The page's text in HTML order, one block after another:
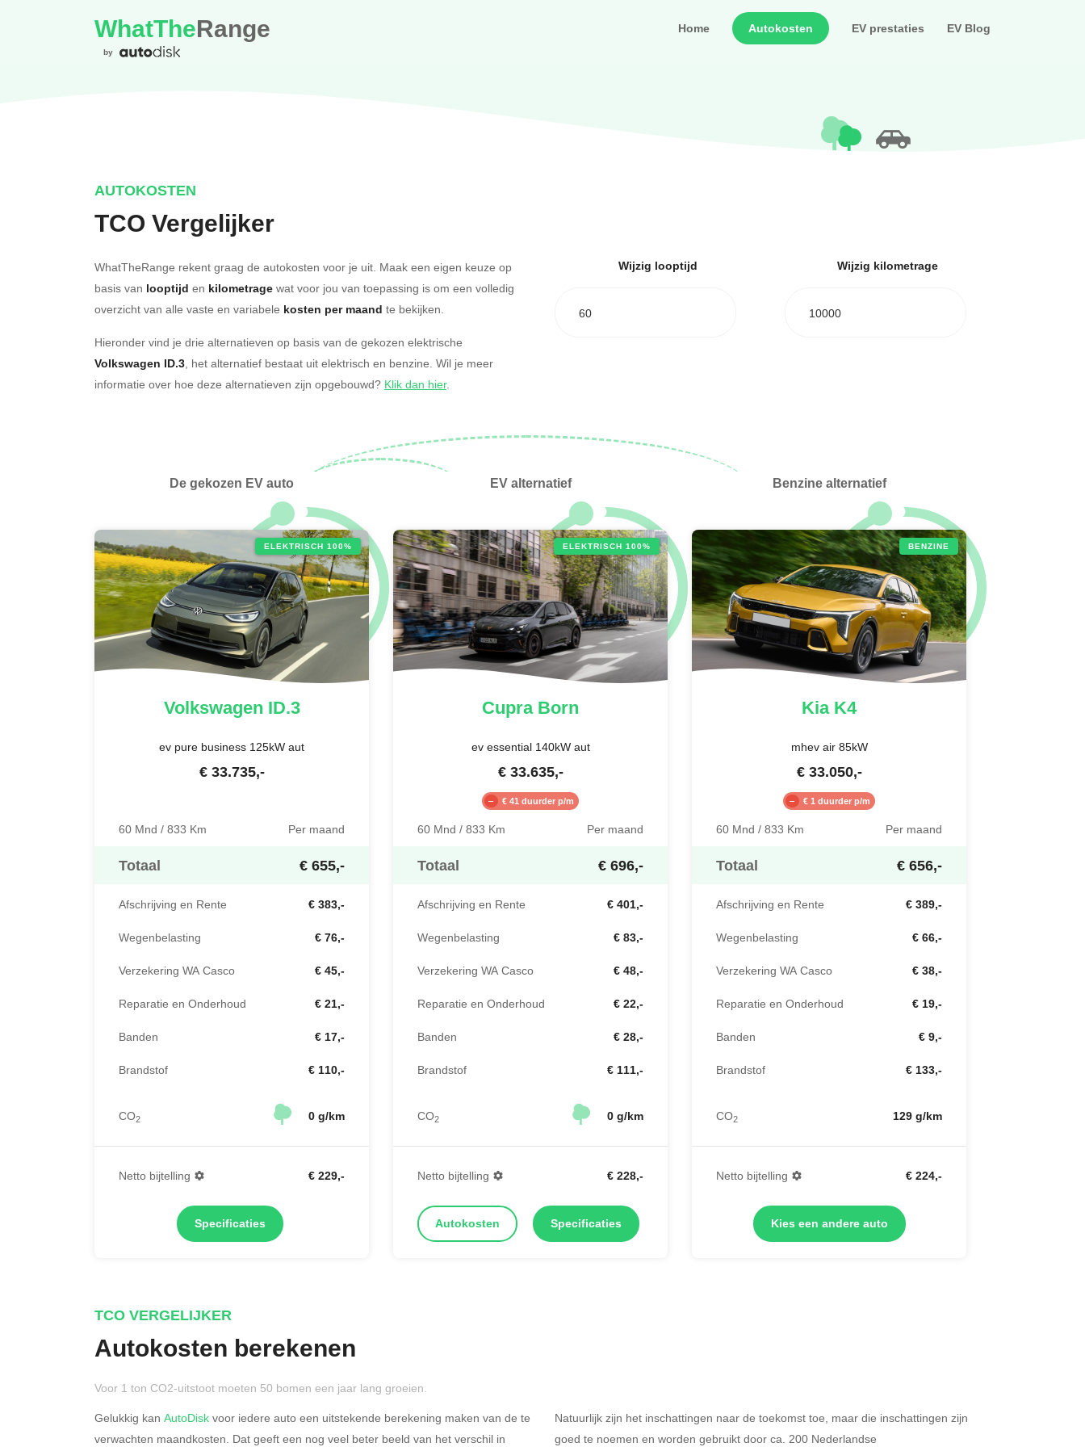
WhatTheRange
by
Home Autokosten EV prestaties EV Blog
AUTOKOSTEN
TCO Vergelijker
WhatTheRange rekent graag de autokosten voor je uit. Maak een eigen keuze op
basis van looptijd en kilometrage wat voor jou van toepassing is om een volledig
overzicht van alle vaste en variabele kosten per maand te bekijken.
Hieronder vind je drie alternatieven op basis van de gekozen elektrische
Volkswagen ID.3, het alternatief bestaat uit elektrisch en benzine. Wil je meer
informatie over hoe deze alternatieven zijn opgebouwd? Klik dan hier.
Wijzig looptijd
60
Wijzig kilometrage
10000
De gekozen EV auto
ELEKTRISCH 100%
Volkswagen ID.3
ev pure business 125kW aut
€ 33.735,-
60 Mnd / 833 Km Per maand
Totaal € 655,-
Afschrijving en Rente € 383,-
Wegenbelasting € 76,-
Verzekering WA Casco € 45,-
Reparatie en Onderhoud € 21,-
Banden € 17,-
Brandstof € 110,-
CO2 0 g/km
Netto bijtelling € 229,-
Specificaties
EV alternatief
ELEKTRISCH 100%
CupraBorn
ev essential 140kW aut
€ 33.635,-
€ 41 duurder p/m
60 Mnd / 833 Km Per maand
Totaal € 696,-
Afschrijving en Rente € 401,-
Wegenbelasting € 83,-
Verzekering WA Casco € 48,-
Reparatie en Onderhoud € 22,-
Banden € 28,-
Brandstof € 111,-
CO2 0 g/km
Netto bijtelling € 228,-
Autokosten Specificaties
Benzine alternatief
BENZINE
KiaK4
mhev air 85kW
€ 33.050,-
€ 1 duurder p/m
60 Mnd / 833 Km Per maand
Totaal € 656,-
Afschrijving en Rente € 389,-
Wegenbelasting € 66,-
Verzekering WA Casco € 38,-
Reparatie en Onderhoud € 19,-
Banden € 9,-
Brandstof € 133,-
CO2 129 g/km
Netto bijtelling € 224,-
Kies een andere auto
Merken op basis van segment
TCO VERGELIJKER
Autokosten berekenen
Voor 1 ton CO2-uitstoot moeten 50 bomen een jaar lang groeien.
Gelukkig kan AutoDisk voor iedere auto een uitstekende berekening maken van de te
verwachten maandkosten. Dat geeft een nog veel beter beeld van het verschil in
Natuurlijk zijn het inschattingen naar de toekomst toe, maar die inschattingen zijn
goed te noemen en worden gebruikt door ca. 200 Nederlandse